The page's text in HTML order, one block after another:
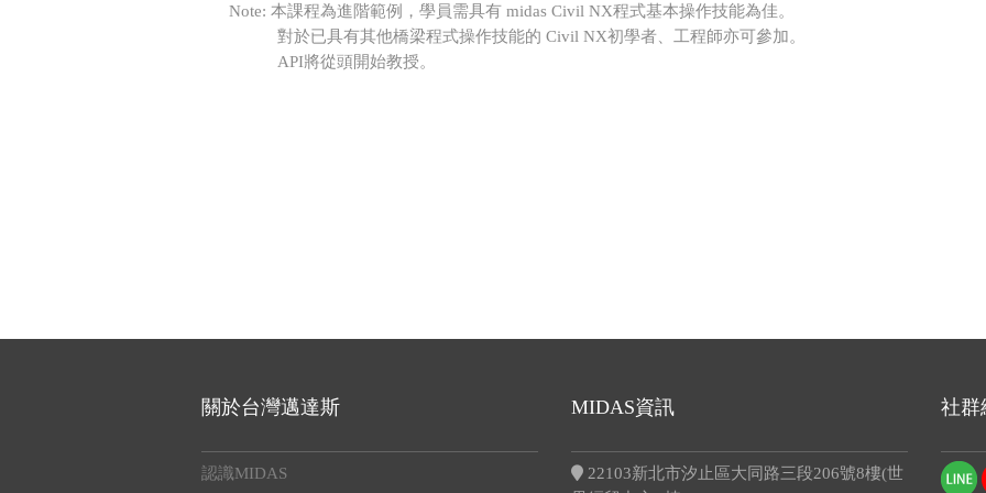
Note: 本課程為進階範例，學員需具有 midas Civil NX程式基本操作技能為佳。
對於已具有其他橋梁程式操作技能的 Civil NX初學者、工程師亦可參加。
API將從頭開始教授。
關於台灣邁達斯
認識MIDAS
MIDAS資訊
22103新北市汐止區大同路三段206號8樓(世
社群